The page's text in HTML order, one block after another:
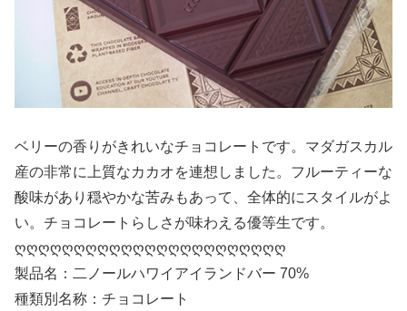
ベリーの香りがきれいなチョコレートです。マダガスカル
産の非常に上質なカカオを連想しました。フルーティーな
酸味があり穏やかな苦みもあって、全体的にスタイルがよ
い。チョコレートらしさが味わえる優等生です。
ღღღღღღღღღღღღღღღღღღღღღღღ
製品名：二ノールハワイアイランドバー 70%
種類別名称：チョコレート